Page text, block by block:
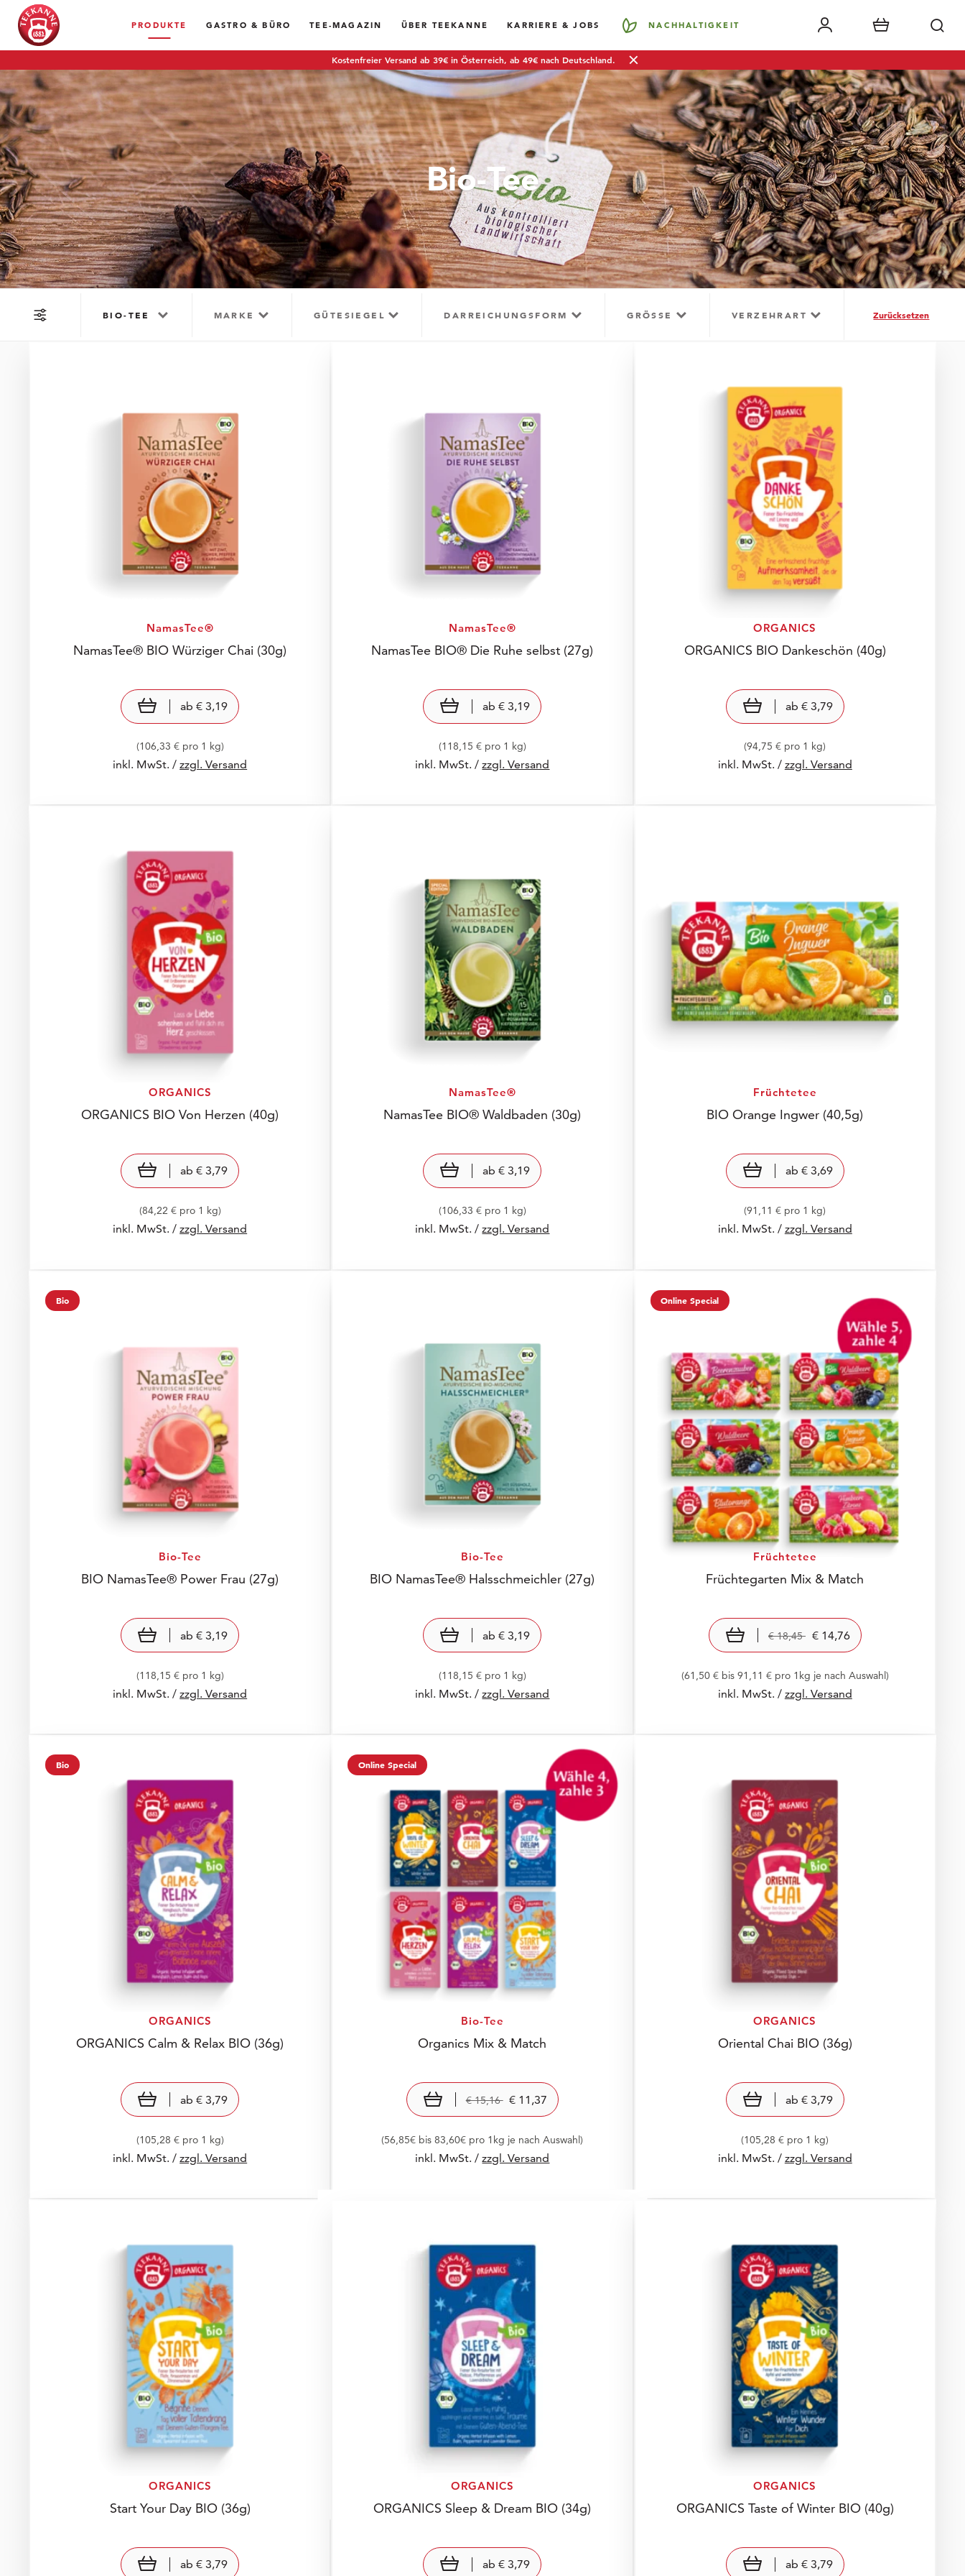
PRODUKTE GASTRO & BÜRO TEE-MAGAZIN ÜBER TEEKANNE KARRIERE & JOBS NACHHALTIGKEIT
Kostenfreier Versand ab 39€ in Österreich, ab 49€ nach Deutschland.
Bio-Tee
BIO-TEE MARKE GÜTESIEGEL DARREICHUNGSFORM GRÖSSE VERZEHRART Zurücksetzen
NamasTee®
NamasTee® BIO Würziger Chai (30g)
view product
ab€ 3,19
(106,33 € pro 1 kg)
inkl. MwSt. /zzgl. Versand
NamasTee®
NamasTee BIO® Die Ruhe selbst (27g)
view product
ab€ 3,19
(118,15 € pro 1 kg)
inkl. MwSt. /zzgl. Versand
ORGANICS
ORGANICS BIO Dankeschön (40g)
view product
ab € 3,79
(94,75 € pro 1 kg)
inkl. MwSt. / zzgl. Versand
ORGANICS
ORGANICS BIO Von Herzen (40g)
view product
ab€ 3,79
(84,22 € pro 1 kg)
inkl. MwSt. /zzgl. Versand
NamasTee®
NamasTee BIO® Waldbaden (30g)
view product
ab€ 3,19
(106,33 € pro 1 kg)
inkl. MwSt. /zzgl. Versand
Früchtetee
BIO Orange Ingwer (40,5g)
view product
ab € 3,69
(91,11 € pro 1 kg)
inkl. MwSt. / zzgl. Versand
Bio
Bio-Tee
BIO NamasTee® Power Frau (27g)
view product
ab€ 3,19
(118,15 € pro 1 kg)
inkl. MwSt. /zzgl. Versand
Bio-Tee
BIO NamasTee® Halsschmeichler (27g)
view product
ab€ 3,19
(118,15 € pro 1 kg)
inkl. MwSt. /zzgl. Versand
Online Special
Früchtetee
Früchtegarten Mix & Match
In den Warenkorb
€ 18,45 € 14,76
(61,50 € bis 91,11 € pro 1kg je nach Auswahl)
inkl. MwSt. / zzgl. Versand
Bio
ORGANICS
ORGANICS Calm & Relax BIO (36g)
view product
ab€ 3,79
(105,28 € pro 1 kg)
inkl. MwSt. /zzgl. Versand
Online Special
Bio-Tee
Organics Mix & Match
In den Warenkorb
€ 15,16 € 11,37
(56,85€ bis 83,60€ pro 1kg je nach Auswahl)
inkl. MwSt. /zzgl. Versand
ORGANICS
Oriental Chai BIO (36g)
view product
ab € 3,79
(105,28 € pro 1 kg)
inkl. MwSt. / zzgl. Versand
ORGANICS
Start Your Day BIO (36g)
view product
ab€ 3,79
ORGANICS
ORGANICS Sleep & Dream BIO (34g)
view product
ab€ 3,79
ORGANICS
ORGANICS Taste of Winter BIO (40g)
view product
ab € 3,79